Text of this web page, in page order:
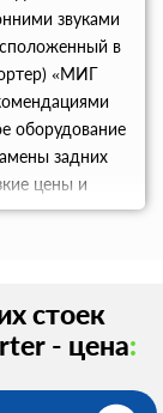
звуками
в
«МИГ
оборудование
задних
цены и
стоек
- цена: